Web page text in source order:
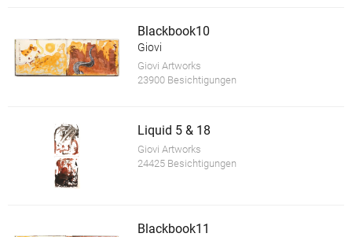
Blackbook10
Giovi
Giovi Artworks
23900 Besichtigungen
Liquid 5 & 18
Giovi Artworks
24425 Besichtigungen
Blackbook11